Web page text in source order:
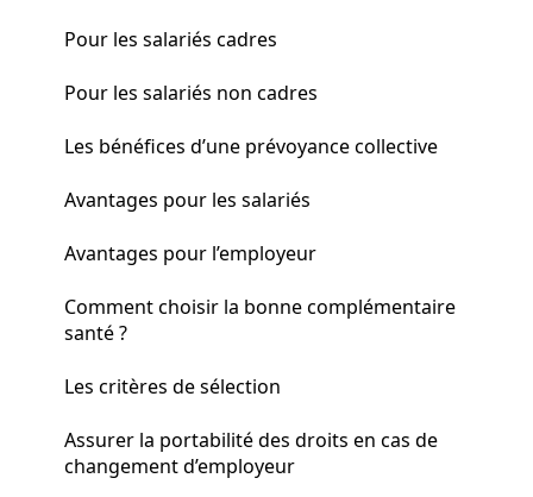
Pour les salariés cadres
Pour les salariés non cadres
Les bénéfices d’une prévoyance collective
Avantages pour les salariés
Avantages pour l’employeur
Comment choisir la bonne complémentaire
santé ?
Les critères de sélection
Assurer la portabilité des droits en cas de
changement d’employeur